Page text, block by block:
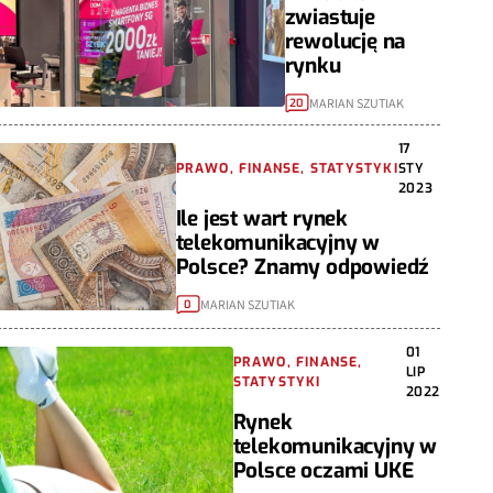
zwiastuje
rewolucję na
rynku
20 MARIAN SZUTIAK
PRAWO, FINANSE, STATYSTYKI
17
STY
2023
Ile jest wart rynek
telekomunikacyjny w
Polsce? Znamy odpowiedź
0 MARIAN SZUTIAK
PRAWO, FINANSE,
STATYSTYKI
01
LIP
2022
Rynek
telekomunikacyjny w
Polsce oczami UKE